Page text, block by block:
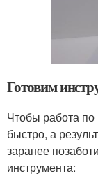
Готовим
Чтобы работа
быстро, а
заранее
инструмента: